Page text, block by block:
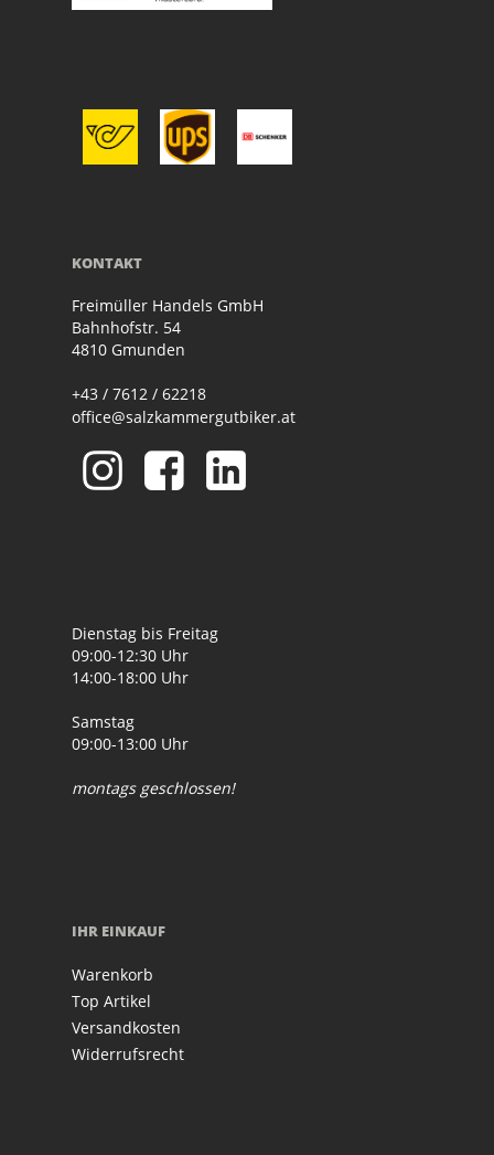
KONTAKT
Freimüller Handels GmbH
Bahnhofstr. 54
4810 Gmunden
+43 / 7612 / 62218
office@salzkammergutbiker.at
Dienstag bis Freitag
09:00-12:30 Uhr
14:00-18:00 Uhr
Samstag
09:00-13:00 Uhr
montags geschlossen!
IHR EINKAUF
Warenkorb
Top Artikel
Versandkosten
Widerrufsrecht